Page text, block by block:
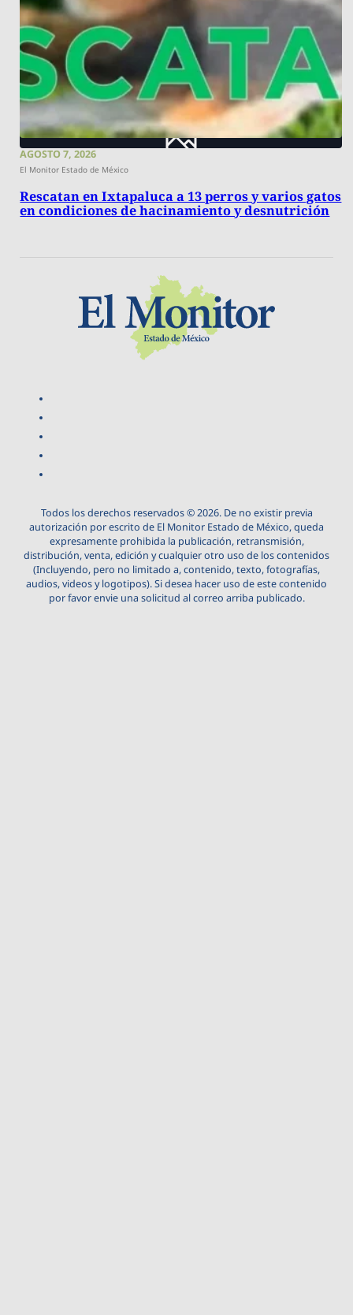
AGOSTO 7, 2026
El Monitor Estado de México
Rescatan en Ixtapaluca a 13 perros y varios gatos
en condiciones de hacinamiento y desnutrición
Todos los derechos reservados © 2026. De no existir previa
autorización por escrito de El Monitor Estado de México, queda
expresamente prohibida la publicación, retransmisión,
distribución, venta, edición y cualquier otro uso de los contenidos
(Incluyendo, pero no limitado a, contenido, texto, fotografías,
audios, videos y logotipos). Si desea hacer uso de este contenido
por favor envie una solicitud al correo arriba publicado.